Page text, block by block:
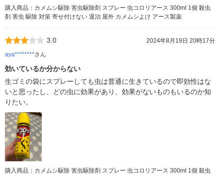
購入商品：カメムシ駆除 害虫駆除剤 スプレー 虫コロリアース 300ml 1個 殺虫
剤 害虫 駆除 対策 寄せ付けない 退治 屋外 カメムシよけ アース製薬
3.0
2024年8月19日 20時17分
aya********さん
効いているか分からない
生ゴミの袋にスプレーしても虫は普通に生きているので即効性はな
いと思ったし、どの虫に効果があり、効果がないものもいるのか知
りたい。
購入商品：カメムシ駆除 害虫駆除剤 スプレー 虫コロリアース 300ml 1個 殺虫